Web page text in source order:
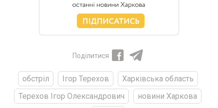
Поділитися
обстріл Ігор Терехов
Харківська область
Терехов Ігор Олександрович
новини Харкова